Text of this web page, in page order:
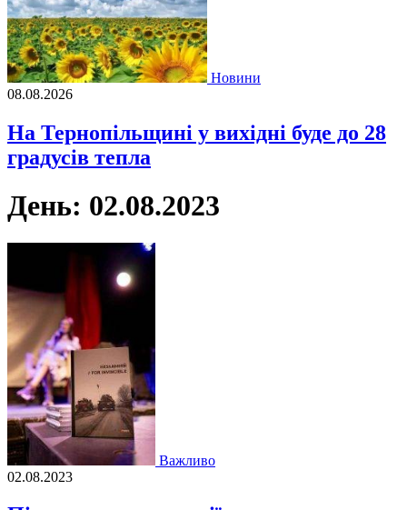
Новини
08.08.2026
На Тернопільщині у вихідні буде до 28
градусів тепла
День: 02.08.2023
Важливо
02.08.2023